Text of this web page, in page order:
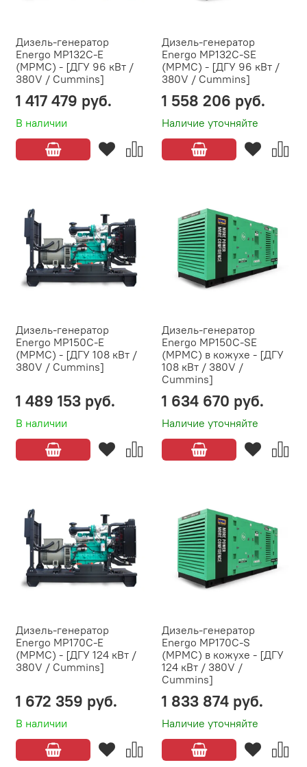
Дизель-генератор
Energo MP132C-E
(MPMC) - [ДГУ 96 кВт /
380V / Cummins]
В наличии
1 417 479 руб.
Дизель-генератор
Energo MP132C-SE
(MPMC) - [ДГУ 96 кВт /
380V / Cummins]
Наличие уточняйте
1 558 206 руб.
Дизель-генератор
Energo MP150C-E
(MPMC) - [ДГУ 108 кВт /
380V / Cummins]
В наличии
1 489 153 руб.
Дизель-генератор
Energo MP150C-SЕ
(MPMC) в кожухе - [ДГУ
108 кВт / 380V /
Cummins]
Наличие уточняйте
1 634 670 руб.
Дизель-генератор
Energo MP170C-E
(MPMC) - [ДГУ 124 кВт /
380V / Cummins]
В наличии
1 672 359 руб.
Дизель-генератор
Energo MP170C-S
(MPMC) в кожухе - [ДГУ
124 кВт / 380V /
Cummins]
Наличие уточняйте
1 833 874 руб.